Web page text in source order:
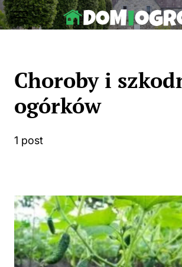
Skip
to
Choroby i
ogórków
1 post